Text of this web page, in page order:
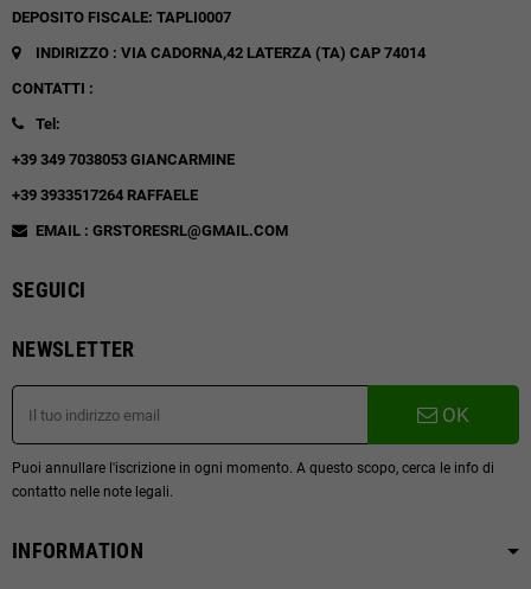
DEPOSITO FISCALE: TAPLI0007
INDIRIZZO : VIA CADORNA,42 LATERZA (TA) CAP 74014
CONTATTI :
Tel:
+39 349 7038053 GIANCARMINE
+39 3933517264 RAFFAELE
EMAIL : GRSTORESRL@GMAIL.COM
SEGUICI
NEWSLETTER
OK
Puoi annullare l'iscrizione in ogni momento. A questo scopo, cerca le info di
contatto nelle note legali.
INFORMATION